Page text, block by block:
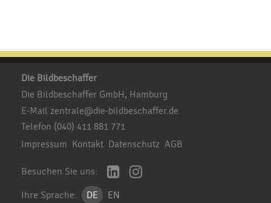
Die Bildbeschaffer
Die Bildbeschaffer GmbH, Hamburg
E-Mail zentrale@die-bildbeschaffer.de
Telefon (040) 411 881 771
Impressum Kontakt Datenschutz AGB
Besuchen Sie uns:
Ihre Sprache: DE EN